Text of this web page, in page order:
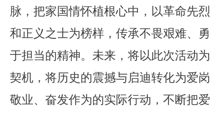
脉，把家国情怀植根心中，以革命先烈
和正义之士为榜样，传承不畏艰难、勇
于担当的精神。未来，将以此次活动为
契机，将历史的震撼与启迪转化为爱岗
敬业、奋发作为的实际行动，不断把爱